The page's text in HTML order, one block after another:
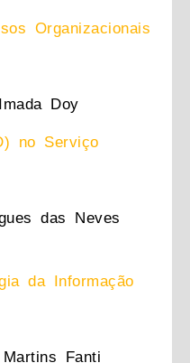
Organizacionais
Imada Doy
no Serviço
das Neves
da Informação
Fanti